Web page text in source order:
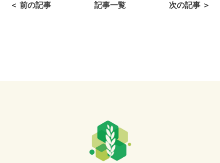
＜ 前の記事 記事一覧 次の記事 ＞